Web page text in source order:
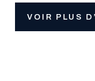
VOIR PLUS